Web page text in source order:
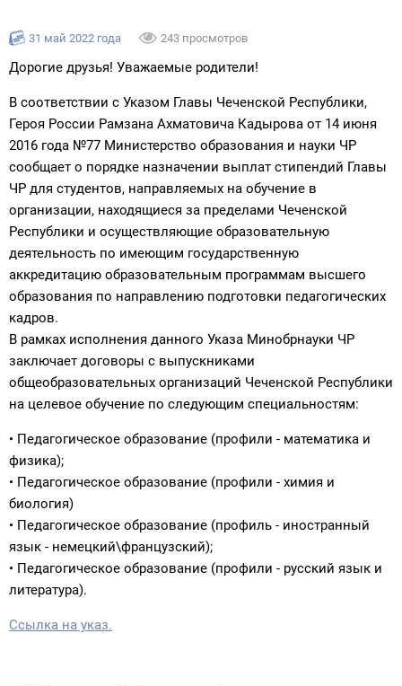
31 май 2022 года 243 просмотров
Дорогие друзья! Уважаемые родители!
В соответствии с Указом Главы Чеченской Республики,
Героя России Рамзана Ахматовича Кадырова от 14 июня
2016 года №77 Министерство образования и науки ЧР
сообщает о порядке назначении выплат стипендий Главы
ЧР для студентов, направляемых на обучение в
организации, находящиеся за пределами Чеченской
Республики и осуществляющие образовательную
деятельность по имеющим государственную
аккредитацию образовательным программам высшего
образования по направлению подготовки педагогических
кадров.
В рамках исполнения данного Указа Минобрнауки ЧР
заключает договоры с выпускниками
общеобразовательных организаций Чеченской Республики
на целевое обучение по следующим специальностям:
• Педагогическое образование (профили - математика и
физика);
• Педагогическое образование (профили - химия и
биология)
• Педагогическое образование (профиль - иностранный
язык - немецкий\французский);
• Педагогическое образование (профили - русский язык и
литература).
Ссылка на указ.